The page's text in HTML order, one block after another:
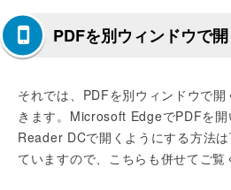
PDFを別ウィンドウで
それでは、PDFを別ウィンドウで
きます。Microsoft EdgeでPDFを
Reader DCで開くようにする方法
ていますので、こちらも併せてご覧